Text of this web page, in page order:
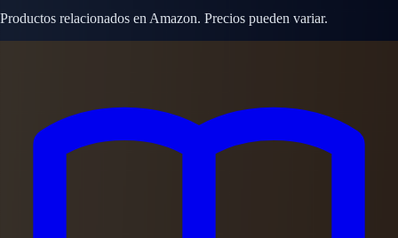
Productos relacionados en Amazon. Precios pueden variar.